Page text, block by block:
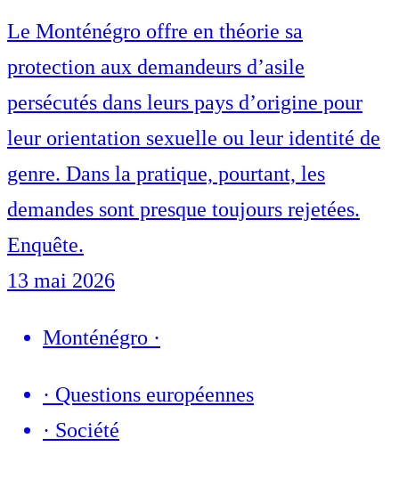
Le Monténégro offre en théorie sa
protection aux demandeurs d’asile
persécutés dans leurs pays d’origine pour
leur orientation sexuelle ou leur identité de
genre. Dans la pratique, pourtant, les
demandes sont presque toujours rejetées.
Enquête.
13 mai 2026
Monténégro ·
· Questions européennes
· Société